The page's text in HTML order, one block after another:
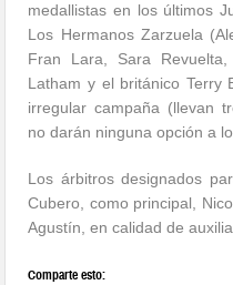
medallistas en los últimos
Los Hermanos Zarzuela
Fran Lara, Sara
Latham y el británico Terry
irregular campaña (llevan
no darán ninguna opción a
Los árbitros designados
Cubero, como principal,
Agustín, en calidad de
Comparte esto: